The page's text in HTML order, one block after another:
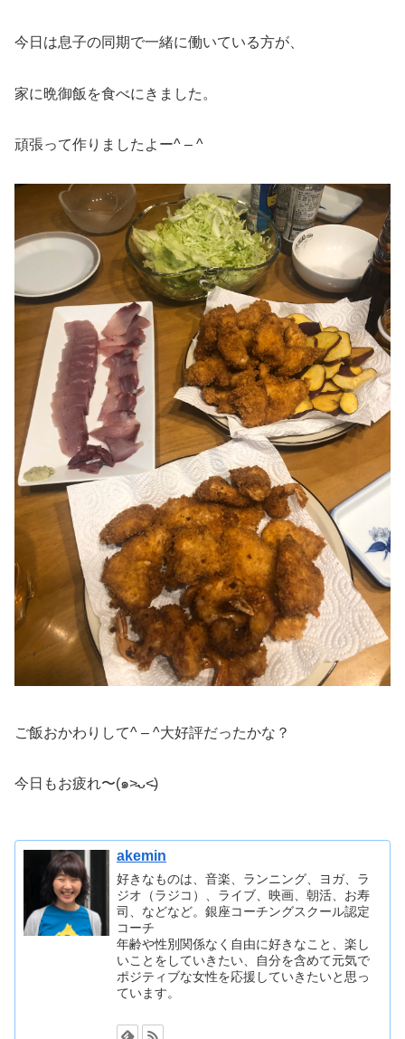
今日は息子の同期で一緒に働いている方が、
家に晩御飯を食べにきました。
頑張って作りましたよー^ – ^
ご飯おかわりして^ – ^大好評だったかな？
今日もお疲れ〜(๑˃̵ᴗ˂̵)
akemin
好きなものは、音楽、ランニング、ヨガ、ラ
ジオ（ラジコ）、ライブ、映画、朝活、お寿
司、などなど。銀座コーチングスクール認定
コーチ
年齢や性別関係なく自由に好きなこと、楽し
いことをしていきたい、自分を含めて元気で
ポジティブな女性を応援していきたいと思っ
ています。